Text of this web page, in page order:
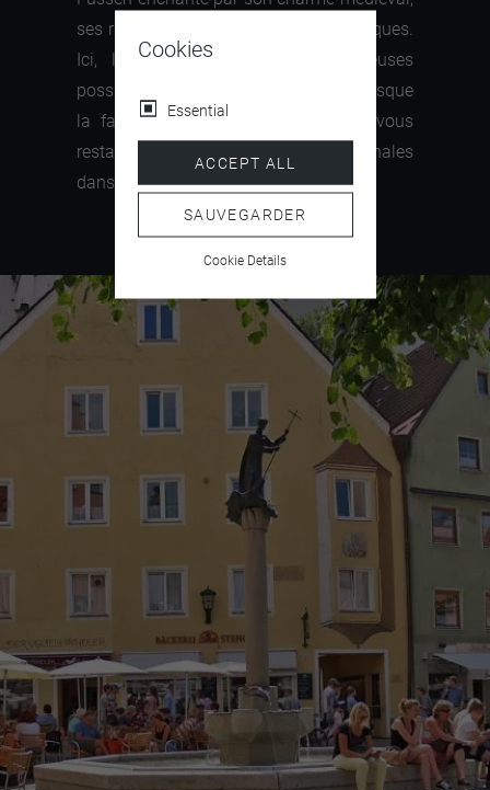
ses rues étroites et ses maisons gothiques.
Ici, les vacanciers ont de nombreuses
possibilités de faire du shopping et lorsque
la faim se fait sentir, vous pouvez vous
restaurer avec des spécialités régionales
dans différents restaurants.
Cookies
Essential
ACCEPT ALL
SAUVEGARDER
Cookie Details